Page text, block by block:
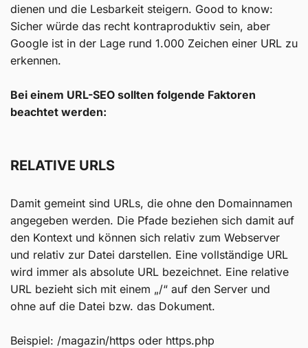
dienen und die Lesbarkeit steigern. Good to know:
Sicher würde das recht kontraproduktiv sein, aber
Google ist in der Lage rund 1.000 Zeichen einer URL zu
erkennen.
Bei einem URL-SEO sollten folgende Faktoren
beachtet werden:
RELATIVE URLS
Damit gemeint sind URLs, die ohne den Domainnamen
angegeben werden. Die Pfade beziehen sich damit auf
den Kontext und können sich relativ zum Webserver
und relativ zur Datei darstellen. Eine vollständige URL
wird immer als absolute URL bezeichnet. Eine relative
URL bezieht sich mit einem „/“ auf den Server und
ohne auf die Datei bzw. das Dokument.
Beispiel: /magazin/https oder https.php